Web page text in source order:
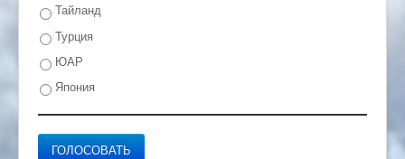
Тайланд
Турция
ЮАР
Япония